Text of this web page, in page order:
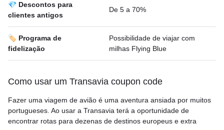
💎 Descontos para
clientes antigos
De 5 a 70%
🏷️ Programa de
fidelização
Possibilidade de viajar com
milhas Flying Blue
Como usar um Transavia coupon code
Fazer uma viagem de avião é uma aventura ansiada por muitos
portugueses. Ao usar a Transavia terá a oportunidade de
encontrar rotas para dezenas de destinos europeus e extra